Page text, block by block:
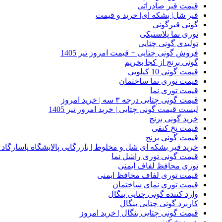
قیمت قیر صادراتی
قیر شل| بشکه ای| خرید و قیمت
گونی قیرگونی
توری نما پلاستیکی
تولیدی گونی چتایی
فروش گونی چتایی + قیمت امروز تیر 1405
گونی برنج از کجا بخریم
قیمت گونی 10 کیلویی
قیمت توری نما ساختمان
قیمت توری نما
قیمت گونی چتایی درجه ۳ سه | خرید امروز
لیست قیمت گونی چتایی | خرید امروز تیر 1405
خرید گونی برنج
قیمت نخ کنفی
قیمت گونی برنج
خرید قیر بشکه ای شل و مخلوط | بازرگانی پالایشگاه
قیمت گونی توری راشل نما
توری محافظ لفاف ایمنی
قیمت توری لفاف محافظ ایمنی
قیمت توری نمای ساختمان
وارد کننده گونی چتایی بنگال
کاربرد گونی چتایی بنگال
قیمت گونی چتایی بنگال | خرید امروز